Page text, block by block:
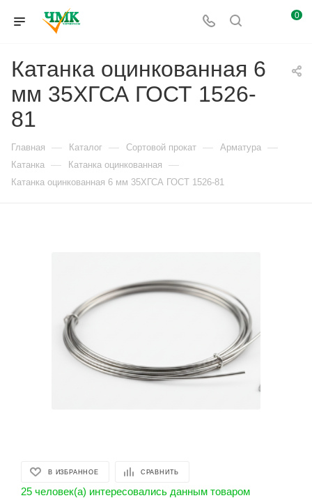
0
Катанка оцинкованная 6
мм 35ХГСА ГОСТ 1526-
81
Главная — Каталог — Сортовой прокат — Арматура —
Катанка — Катанка оцинкованная —
Катанка оцинкованная 6 мм 35ХГСА ГОСТ 1526-81
В ИЗБРАННОЕ СРАВНИТЬ
25 человек(а) интересовались данным товаром